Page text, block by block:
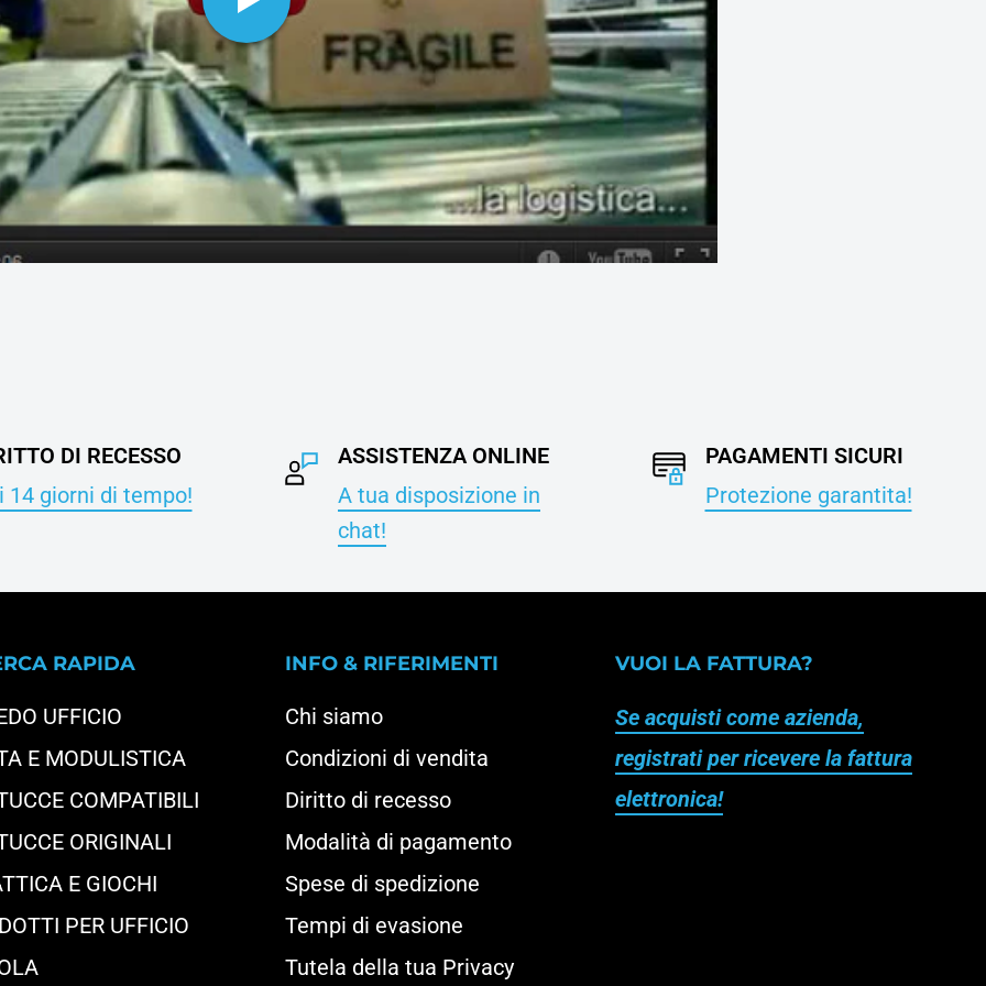
DI RECESSO
14 giorni di tempo!
ASSISTENZA ONLINE
A tua disposizione in
chat!
PAGAMENTI SICURI
Protezione garantita!
RAPIDA
UFFICIO
E MODULISTICA
COMPATIBILI
ORIGINALI
E GIOCHI
PER UFFICIO
INFO & RIFERIMENTI
Chi siamo
Condizioni di vendita
Diritto di recesso
Modalità di pagamento
Spese di spedizione
Tempi di evasione
Tutela della tua Privacy
VUOI LA FATTURA?
Se acquisti come azienda,
registrati per ricevere la fattura
elettronica!